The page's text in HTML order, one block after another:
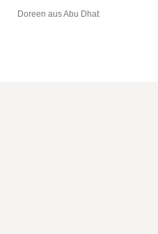
Doreen aus Abu Dhabi